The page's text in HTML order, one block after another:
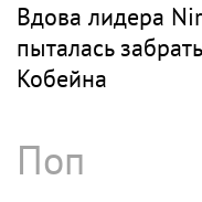
Вдова лидера
пыталась
Кобейна
Поп